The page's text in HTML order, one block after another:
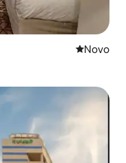
Novo
Novo